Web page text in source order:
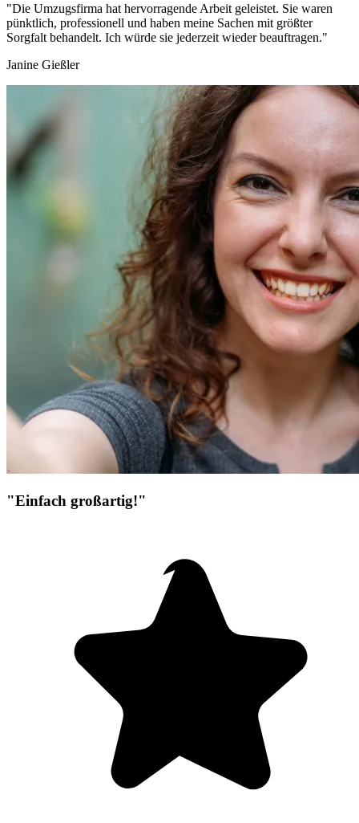
"Die Umzugsfirma hat hervorragende Arbeit geleistet. Sie waren
pünktlich, professionell und haben meine Sachen mit größter
Sorgfalt behandelt. Ich würde sie jederzeit wieder beauftragen."
Janine Gießler
"Einfach großartig!"